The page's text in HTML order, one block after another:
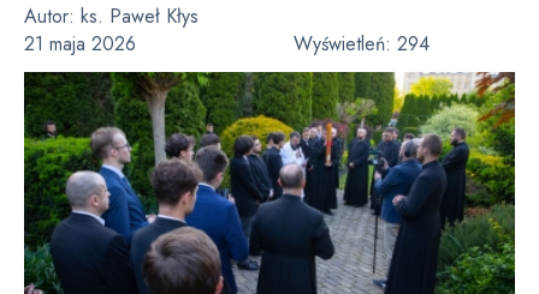
Autor: ks. Paweł Kłys
21 maja 2026
Wyświetleń: 294